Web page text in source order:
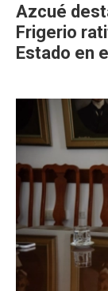
Azcué
Frigerio
Estado en